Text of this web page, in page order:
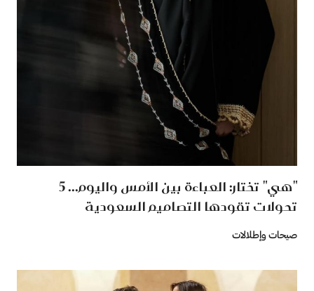
"هي" تختار: العباءة بين الأمس واليوم... 5
تحولات تقودها التصاميم السعودية
صيحات وإطلالات